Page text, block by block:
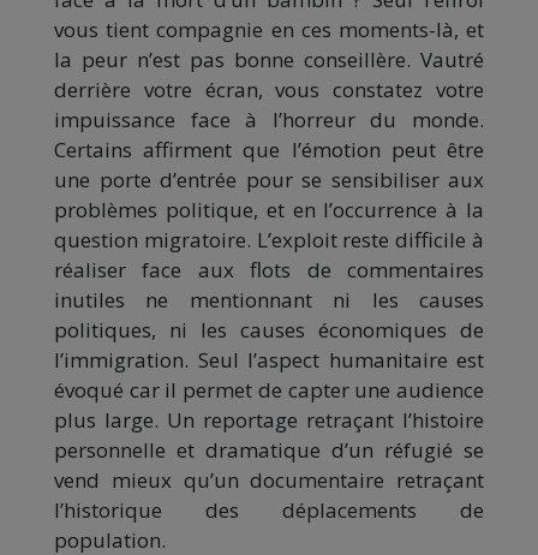
vous tient compagnie en ces moments-là, et
la peur n’est pas bonne conseillère. Vautré
derrière votre écran, vous constatez votre
impuissance face à l’horreur du monde.
Certains affirment que l’émotion peut être
une porte d’entrée pour se sensibiliser aux
problèmes politique, et en l’occurrence à la
question migratoire. L’exploit reste difficile à
réaliser face aux flots de commentaires
inutiles ne mentionnant ni les causes
politiques, ni les causes économiques de
l’immigration. Seul l’aspect humanitaire est
évoqué car il permet de capter une audience
plus large. Un reportage retraçant l’histoire
personnelle et dramatique d’un réfugié se
vend mieux qu’un documentaire retraçant
l’historique des déplacements de
population.